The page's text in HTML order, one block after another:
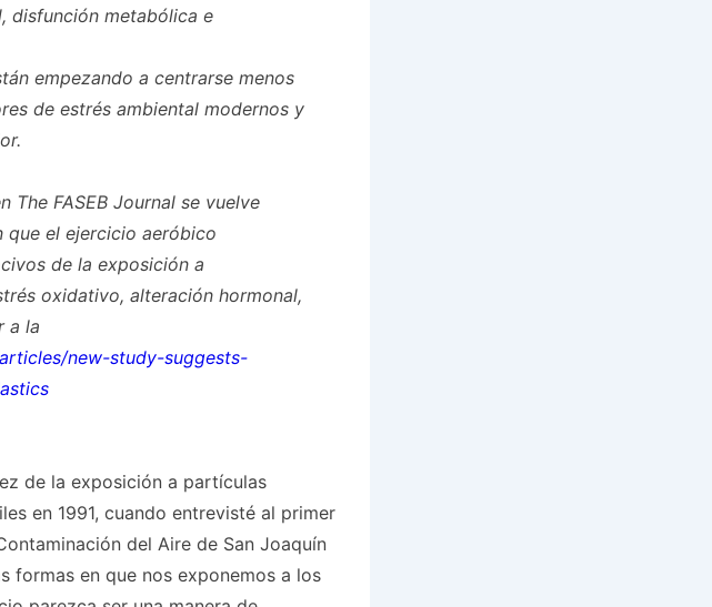
disfunción metabólica e
empezando a centrarse menos
de estrés ambiental modernos y
The FASEB Journalse vuelve
que el ejercicio aeróbico
de la exposición a
oxidativo, alteración hormonal,
a la
new-study-suggests-
de la exposición a partículas
en 1991, cuando entrevisté al primer
del Aire de San Joaquín
formas en que nos exponemos a los